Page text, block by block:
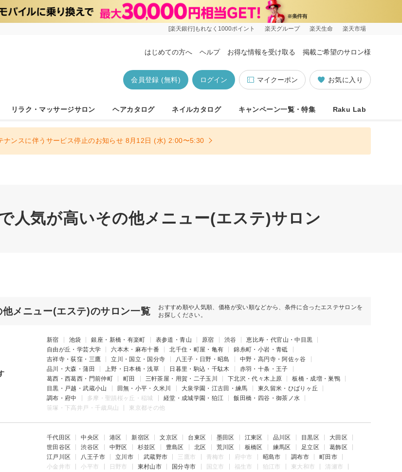
[楽天銀行]もれなく1000ポイント 楽天グループ 楽天生命 楽天市場
はじめての方へ ヘルプ お得な情報を受け取る 掲載ご希望のサロン様
お気に入り
マイクーポン
ログイン
会員登録 (無料)
リラク・マッサージサロン ヘアカタログ ネイルカタログ キャンペーン一覧・特集 Raku Lab
ナンスに伴うサービス停止のお知らせ 8月12日 (水) 2:00〜5:30
人気が高いその他メニュー(エステ)サロン
メニュー(エステ)のサロン一覧
おすすめ順や人気順、価格が安い順などから、条件に合ったエステサロンを
お探しください。
新宿 池袋 銀座・新橋・有楽町 表参道・青山 原宿 渋谷
恵比寿・代官山・中目黒
自由が丘・学芸大学
六本木・麻布十番 北千住・町屋・亀有
錦糸町・小岩・青砥
吉祥寺・荻窪・三鷹
立川・国立・国分寺 八王子・日野・昭島
中野・高円寺・阿佐ヶ谷
品川・大森・蒲田
上野・日本橋・浅草 日暮里・駒込・千駄木
赤羽・十条・王子
葛西・西葛西・門前仲町
町田 三軒茶屋・用賀・二子玉川 下北沢・代々木上原
板橋・成増・巣鴨
目黒・戸越・武蔵小山
田無・小平・久米川 大泉学園・江古田・練馬
東久留米・ひばりヶ丘
調布・府中
多摩・聖蹟桜ヶ丘・稲城 経堂・成城学園・狛江
飯田橋・四谷・御茶ノ水
笹塚・下高井戸・千歳烏山
東京都その他
千代田区 中央区 港区 新宿区 文京区 台東区 墨田区 江東区 品川区 目黒区
大田区
世田谷区
渋谷区 中野区 杉並区 豊島区 北区 荒川区 板橋区 練馬区 足立区
葛飾区
江戸川区
八王子市 立川市 武蔵野市 三鷹市 青梅市 府中市 昭島市 調布市
町田市
小金井市
小平市 日野市 東村山市 国分寺市 国立市 福生市 狛江市 東大和市
清瀬市